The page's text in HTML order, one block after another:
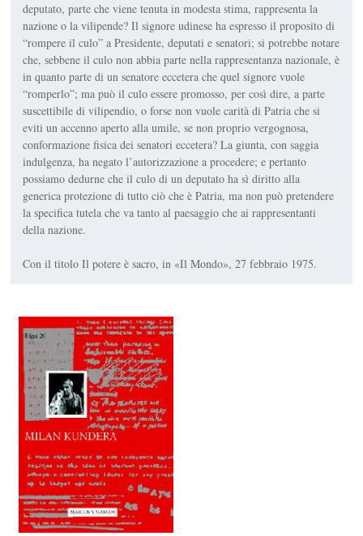
deputato, parte che viene tenuta in modesta stima, rappresenta la
nazione o la vilipende? Il signore udinese ha espresso il proposito di
“rompere il culo” a Presidente, deputati e senatori; si potrebbe notare
che, sebbene il culo non abbia parte nella rappresentanza nazionale, è
in quanto parte di un senatore eccetera che quel signore vuole
“romperlo”; ma può il culo essere promosso, per così dire, a parte
suscettibile di vilipendio, o forse non vuole carità di Patria che si
eviti un accenno aperto alla umile, se non proprio vergognosa,
conformazione fisica dei senatori eccetera? La giunta, con saggia
indulgenza, ha negato l’autorizzazione a procedere; e pertanto
possiamo dedurne che il culo di un deputato ha sì diritto alla
generica protezione di tutto ciò che è Patria, ma non può pretendere
la specifica tutela che va tanto al paesaggio che ai rappresentanti
della nazione.
Con il titolo Il potere è sacro, in «Il Mondo», 27 febbraio 1975.